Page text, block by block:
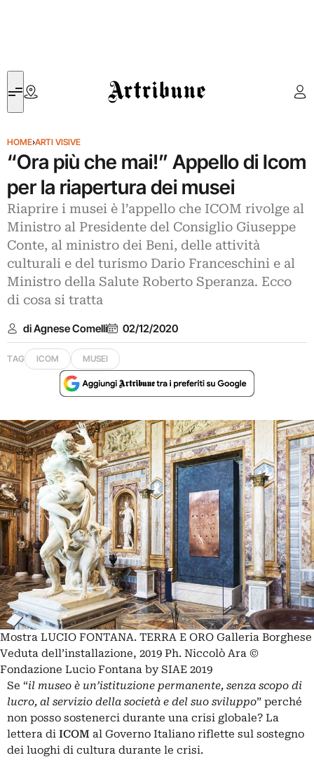
Artribune
HOME›ARTI VISIVE
“Ora più che mai!” Appello di Icom
per la riapertura dei musei
Riaprire i musei è l’appello che ICOM rivolge al
Ministro al Presidente del Consiglio Giuseppe
Conte, al ministro dei Beni, delle attività
culturali e del turismo Dario Franceschini e al
Ministro della Salute Roberto Speranza. Ecco
di cosa si tratta
di Agnese Comelli 02/12/2020
TAG ICOM MUSEI
Mostra LUCIO FONTANA. TERRA E ORO Galleria Borghese
Veduta dell’installazione, 2019 Ph. Niccolò Ara ©
Fondazione Lucio Fontana by SIAE 2019
Se “il museo è un’istituzione permanente, senza scopo di
lucro, al servizio della società e del suo sviluppo” perché
non posso sostenerci durante una crisi globale? La
lettera di ICOM al Governo Italiano riflette sul sostegno
dei luoghi di cultura durante le crisi.